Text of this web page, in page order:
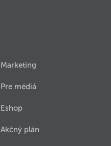
Marketing
Pre médiá
Eshop
Akčný plán